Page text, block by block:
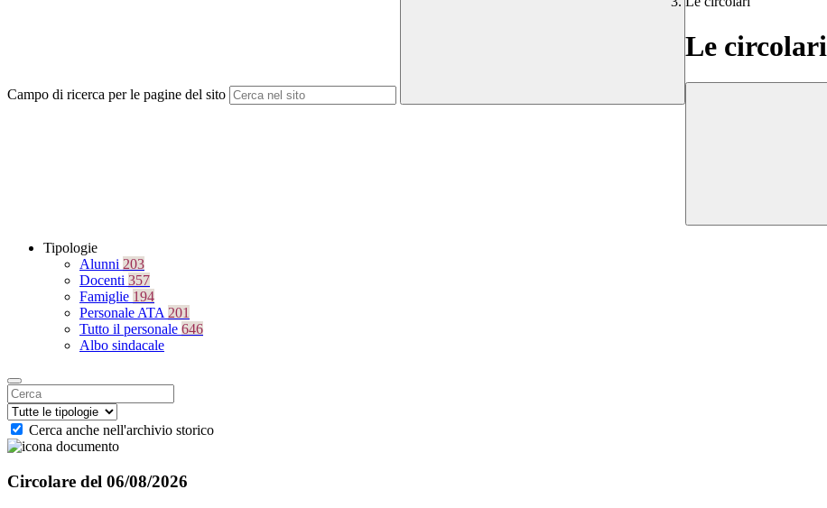
Campo di ricerca per le pagine del sito
Le circolari
Tipologie
Alunni 203
Docenti 357
Famiglie 194
Personale ATA 201
Tutto il personale 646
Albo sindacale
Cerca anche nell'archivio storico
Circolare del 06/08/2026